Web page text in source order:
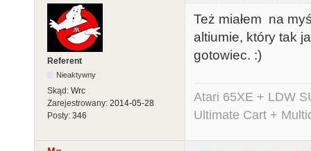
Referent
Nieaktywny
Skąd: Wrc
Zarejestrowany: 2014-05-28
Posty: 346
Też miałem na
altiumie, który tak
gotowiec. :)
Atari 65XE + LDW
Ultimate Cart +